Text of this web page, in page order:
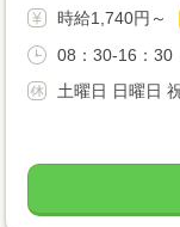
時給1,740円～
08：30-16：30
土曜日 日曜日